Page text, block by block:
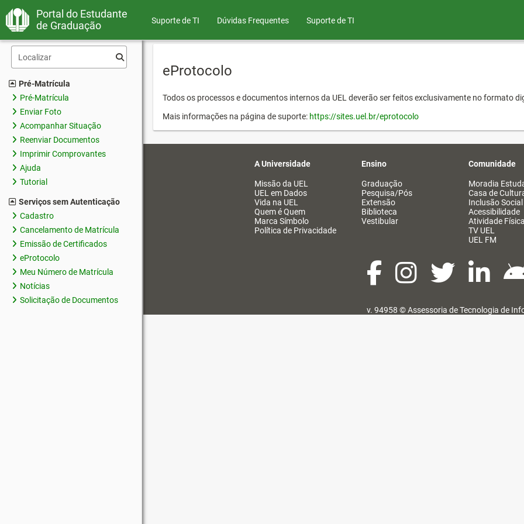
Portal do Estudante
de Graduação
Suporte de TI Dúvidas Frequentes Suporte de TI
Pré-Matrícula
Pré-Matrícula
Enviar Foto
Acompanhar Situação
Reenviar Documentos
Imprimir Comprovantes
Ajuda
Tutorial
Serviços sem Autenticação
Cadastro
Cancelamento de Matrícula
Emissão de Certificados
eProtocolo
Meu Número de Matrícula
Notícias
Solicitação de Documentos
eProtocolo
Todos os processos e documentos internos da UEL deverão ser feitos exclusivamente no formato
Mais informações na página de suporte: https://sites.uel.br/eprotocolo
A Universidade
Missão da UEL
UEL em Dados
Vida na UEL
Quem é Quem
Marca Símbolo
Política de Privacidade
Ensino
Graduação
Pesquisa/Pós
Extensão
Biblioteca
Vestibular
Comunidade
Moradia
Casa de
Inclusão Social
Acessibilidade
Atividade Física
TV UEL
UEL FM
v. 94958 ©Assessoria de Tecnologia de